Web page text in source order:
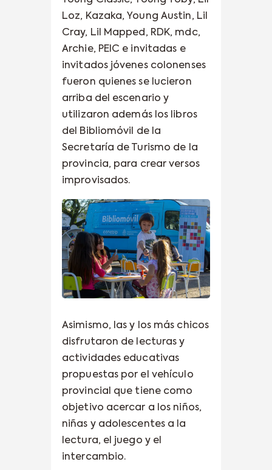
Loz, Kazaka, Young Austin, Lil
Cray, Lil Mapped, RDK, mdc,
Archie, PEIC e invitadas e
invitados jóvenes colonenses
fueron quienes se lucieron
arriba del escenario y
utilizaron además los libros
del Bibliomóvil de la
Secretaría de Turismo de la
provincia, para crear versos
improvisados.
Asimismo, las y los más chicos
disfrutaron de lecturas y
actividades educativas
propuestas por el vehículo
provincial que tiene como
objetivo acercar a los niños,
niñas y adolescentes a la
lectura, el juego y el
intercambio.